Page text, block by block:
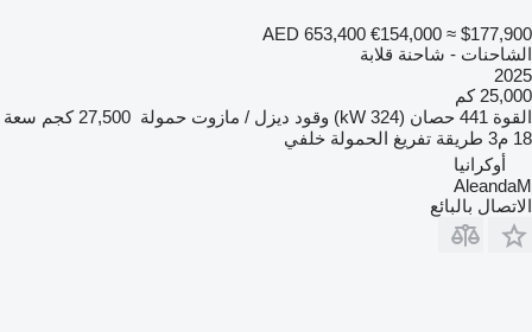
AED 653,400 €154,000 ≈ $177,900
الشاحنات - شاحنة قلابة
2025
25,000 كم
القوة 441 حصان (324 kW) وقود ديزل / مازوت حمولة 27,500 كجم
سعة
18 م3
طريقة تفريغ الحمولة خلفي
أوكرانيا
AleandaM
الاتصال بالبائع